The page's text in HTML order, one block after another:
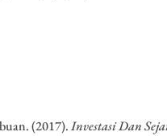
(2017).Investasi Dan